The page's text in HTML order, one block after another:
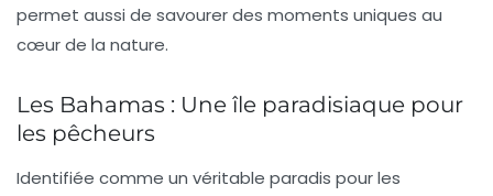
permet aussi de savourer des moments uniques au
cœur de la nature.
Les Bahamas : Une île paradisiaque pour
les pêcheurs
Identifiée comme un véritable paradis pour les